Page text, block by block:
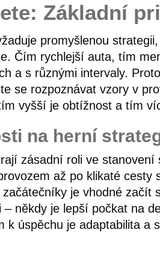
Základní
promyšlenou
Čím rychlejší auta, tím
a s různými intervaly.
se rozpoznávat vzory v
vyšší je obtížnost a tím
na herní
zásadní roli ve
až po klikaté
je vhodné
někdy je lepší počkat na
k úspěchu je adaptabilita a